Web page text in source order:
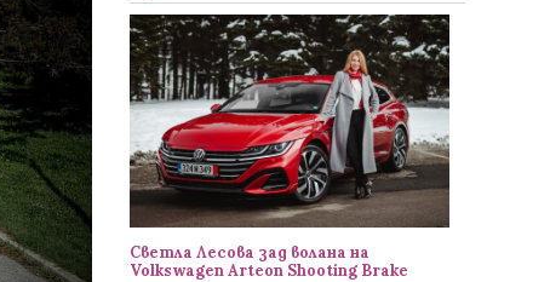
Светла Лесова зад волана на
Volkswagen Arteon Shooting Brake